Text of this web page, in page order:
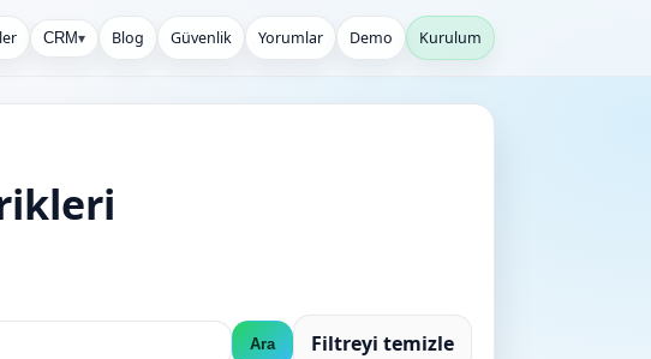
CRM▾ Blog Güvenlik Yorumlar Demo Kurulum
Ara Filtreyi temizle